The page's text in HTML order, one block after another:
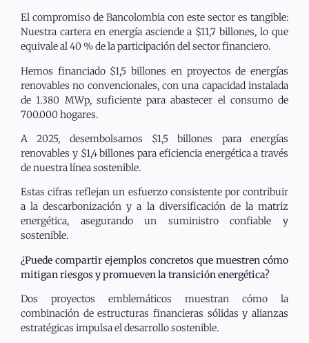
El compromiso de Bancolombia con este sector es tangible:
Nuestra cartera en energía asciende a $11,7 billones, lo que
equivale al 40 % de la participación del sector financiero.
Hemos financiado $1,5 billones en proyectos de energías
renovables no convencionales, con una capacidad instalada
de 1.380 MWp, suficiente para abastecer el consumo de
700.000 hogares.
A 2025, desembolsamos $1,5 billones para energías
renovables y $1,4 billones para eficiencia energética a través
de nuestra línea sostenible.
Estas cifras reflejan un esfuerzo consistente por contribuir
a la descarbonización y a la diversificación de la matriz
energética, asegurando un suministro confiable y
sostenible.
¿Puede compartir ejemplos concretos que muestren cómo
mitigan riesgos y promueven la transición energética?
Dos proyectos emblemáticos muestran cómo la
combinación de estructuras financieras sólidas y alianzas
estratégicas impulsa el desarrollo sostenible.